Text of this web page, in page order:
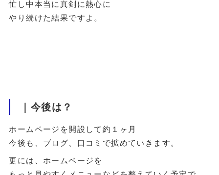
忙し中本当に真剣に熱心に
やり続けた結果ですよ。
｜今後は？
ホームページを開設して約１ヶ月
今後も、ブログ、口コミで拡めていきます。
更には、ホームページを